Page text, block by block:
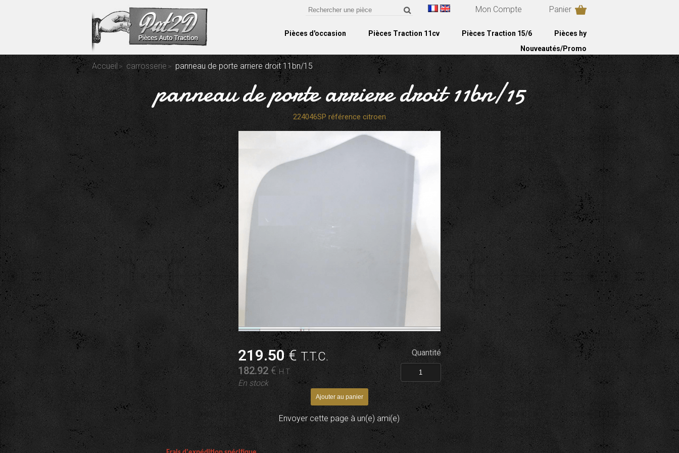
Mon Compte Panier
Pièces d'occasion Pièces Traction 11cv Pièces Traction 15/6
Pièces hy
Nouveautés/Promo
Accueil carrosserie panneau de porte arriere droit 11bn/15
panneau de porte arriere droit 11bn/15
224046SP référence citroen
219.50€T.T.C.
182.92 € H.T.
En stock
Quantité
Envoyer cette page à un(e) ami(e)